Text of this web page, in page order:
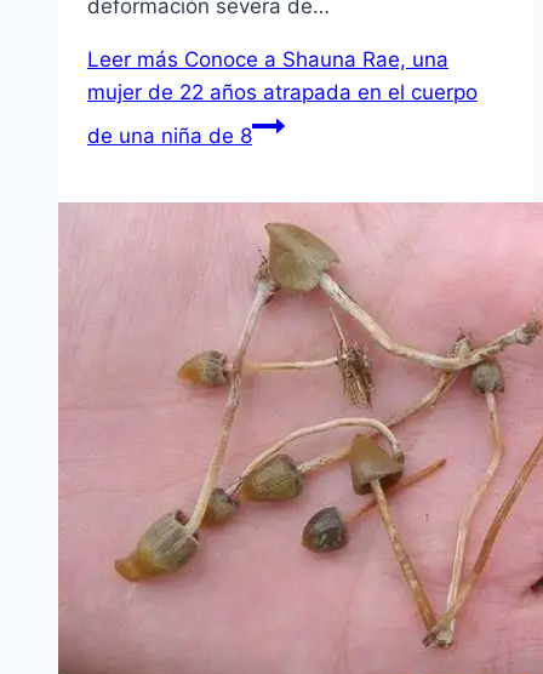
deformación severa de…
Leer más Conoce a Shauna Rae, una
mujer de 22 años atrapada en el cuerpo
de una niña de 8